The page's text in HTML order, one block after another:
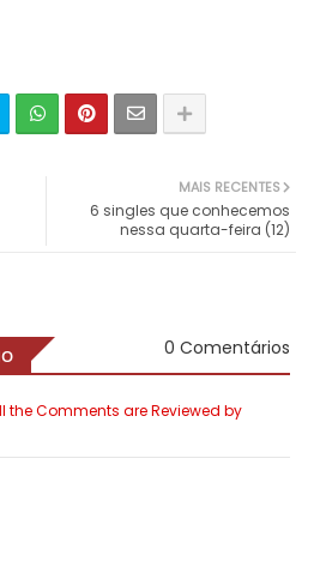
MAIS RECENTES
6 singles que conhecemos
nessa quarta-feira (12)
0 Comentários
the Comments are Reviewed by